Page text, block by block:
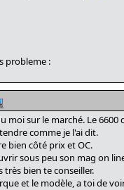
probleme :
moi sur le marché. Le 6600
comme je l'ai dit.
bien côté prix et OC.
sous peu son mag on
très bien te conseiller.
et le modèle, a toi de